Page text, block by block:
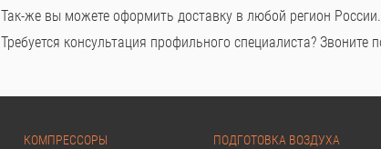
Так-же вы можете оформить доставку в любой регион
Требуется консультация профильного специалиста? Звоните
КОМПРЕССОРЫ
ПОДГОТОВКА ВОЗДУХА